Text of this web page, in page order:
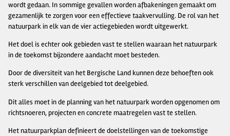
wordt gedaan. In sommige gevallen worden afbakeningen gemaakt om
gezamenlijk te zorgen voor een effectieve taakvervulling. De rol van het
natuurpark in elk van de vier actiegebieden wordt uitgewerkt.
Het doel is echter ook gebieden vast te stellen waaraan het natuurpark
in de toekomst bijzondere aandacht moet besteden.
Door de diversiteit van het Bergische Land kunnen deze behoeften ook
sterk verschillen van deelgebied tot deelgebied.
Dit alles moet in de planning van het natuurpark worden opgenomen om
richtsnoeren, projecten en concrete maatregelen vast te stellen.
Het natuurparkplan definieert de doelstellingen van de toekomstige